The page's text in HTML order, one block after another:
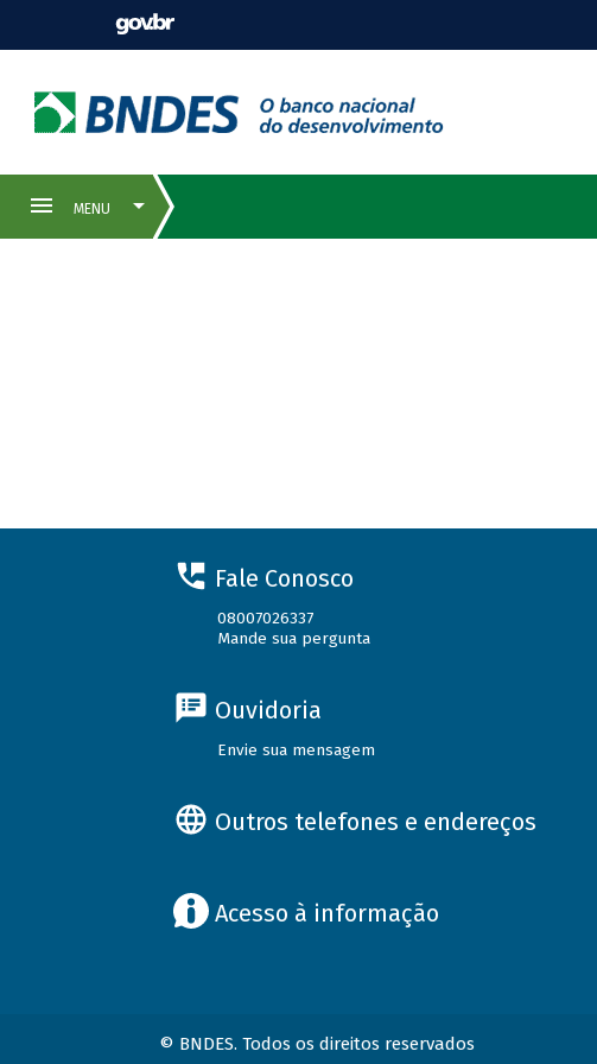
Fale Conosco
08007026337
Mande sua pergunta
Ouvidoria
Envie sua mensagem
Outros telefones e endereços
Acesso à informação
© BNDES. Todos os direitos reservados